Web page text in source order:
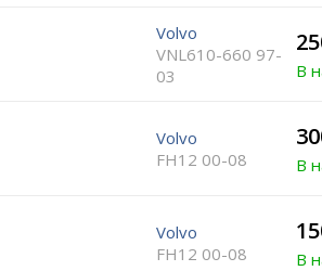
Volvo
VNL610-660 97-
03
В
Volvo
FH12 00-08
В
Volvo
FH12 00-08
В